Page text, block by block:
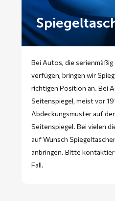
Bei Autos, die
verfügen, bringen wir
richtigen Position an. Bei
Seitenspiegel, meist vor
Abdeckungsmuster auf
Seitenspiegel. Bei vielen
auf Wunsch
anbringen. Bitte
Fall.